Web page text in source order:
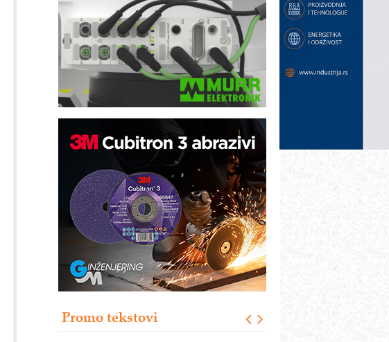
Promo tekstovi
Bezbednost na prvom mestu!
IB BLUMENAUER - više od 40 godina
poverenja u industriji
RMQ-TITAN ADVANCED INDICATOR
– Pametna signalizacija za efikasnije
upravljanje mašinama
Sigurnije ispitivanje transformatora u
solarnim elektranama i vetroparkovima
Pranje točkova na gradilištu- standard
modernog i odgovornog građenja
mrežnog pretvarača sa tečnim